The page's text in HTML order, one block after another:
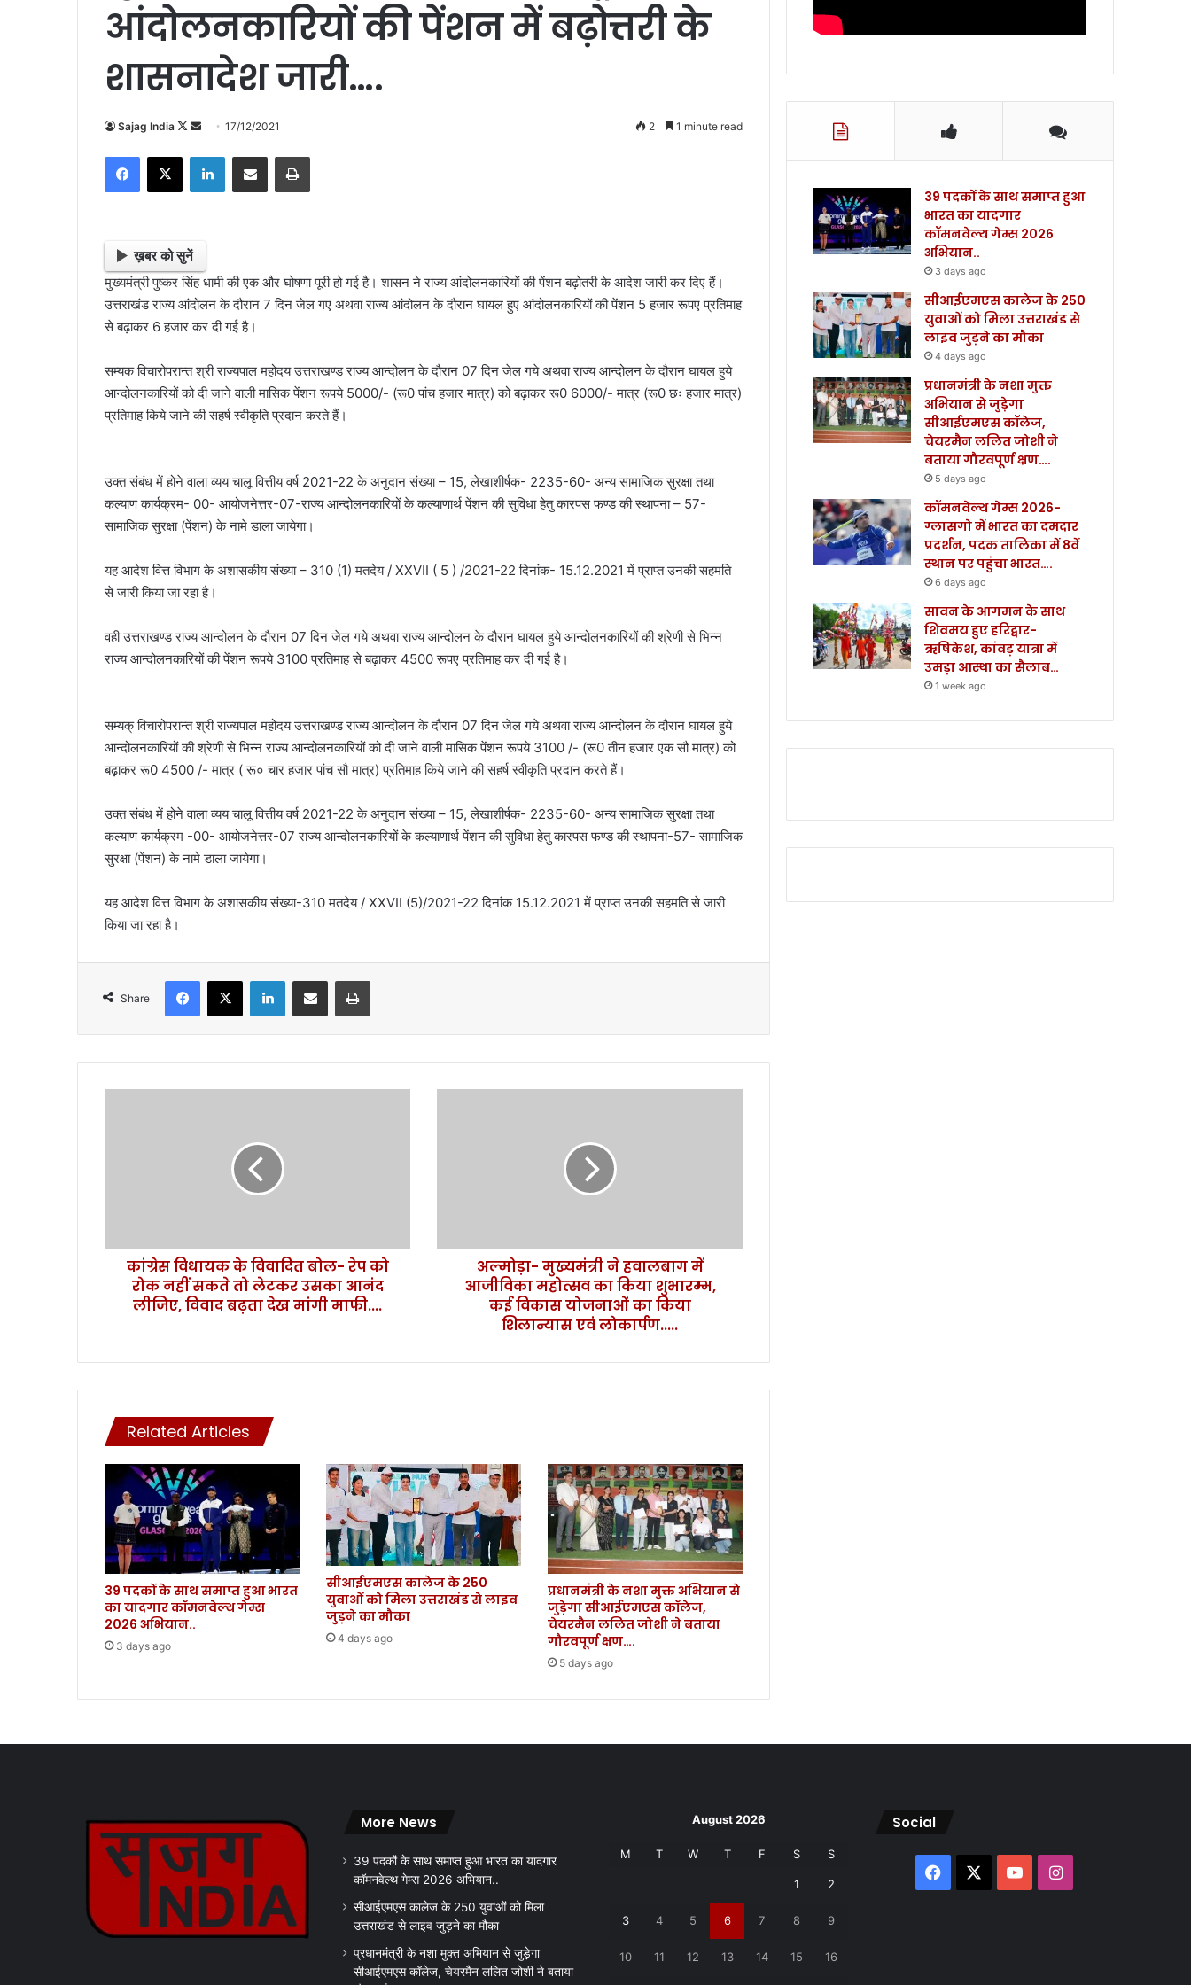
आंदोलनकारियों की पेंशन में बढ़ोत्तरी के
शासनादेश जारी….
Sajag India
Follow
Send
email
17/12/2021 2 1 minute read
Facebook
X LinkedInShare via Email Print
ख़बर को सुनें
मुख्यमंत्री पुष्कर सिंह धामी की एक और घोषणा पूरी हो गई है। शासन ने राज्य आंदोलनकारियों की पेंशन बढ़ोतरी के आदेश जारी कर दिए हैं।
उत्तराखंड राज्य आंदोलन के दौरान 7 दिन जेल गए अथवा राज्य आंदोलन के दौरान घायल हुए आंदोलनकारियों की पेंशन 5 हजार रूपए प्रतिमाह
से बढ़ाकर 6 हजार कर दी गई है।
सम्यक विचारोपरान्त श्री राज्यपाल महोदय उत्तराखण्ड राज्य आन्दोलन के दौरान 07 दिन जेल गये अथवा राज्य आन्दोलन के दौरान घायल हुये
आन्दोलनकारियों को दी जाने वाली मासिक पेंशन रूपये 5000/- (रू0 पांच हजार मात्र) को बढ़ाकर रू0 6000/- मात्र (रू0 छः हजार मात्र)
प्रतिमाह किये जाने की सहर्ष स्वीकृति प्रदान करते हैं।
उक्त संबंध में होने वाला व्यय चालू वित्तीय वर्ष 2021-22 के अनुदान संख्या – 15, लेखाशीर्षक- 2235-60- अन्य सामाजिक सुरक्षा तथा
कल्याण कार्यक्रम- 00- आयोजनेत्तर-07-राज्य आन्दोलनकारियों के कल्याणार्थ पेंशन की सुविधा हेतु कारपस फण्ड की स्थापना – 57-
सामाजिक सुरक्षा (पेंशन) के नामे डाला जायेगा।
यह आदेश वित्त विभाग के अशासकीय संख्या – 310 (1) मतदेय / XXVII ( 5 ) /2021-22 दिनांक- 15.12.2021 में प्राप्त उनकी सहमति
से जारी किया जा रहा है।
वही उत्तराखण्ड राज्य आन्दोलन के दौरान 07 दिन जेल गये अथवा राज्य आन्दोलन के दौरान घायल हुये आन्दोलनकारियों की श्रेणी से भिन्न
राज्य आन्दोलनकारियों की पेंशन रूपये 3100 प्रतिमाह से बढ़ाकर 4500 रूपए प्रतिमाह कर दी गई है।
सम्यक् विचारोपरान्त श्री राज्यपाल महोदय उत्तराखण्ड राज्य आन्दोलन के दौरान 07 दिन जेल गये अथवा राज्य आन्दोलन के दौरान घायल हुये
आन्दोलनकारियों की श्रेणी से भिन्न राज्य आन्दोलनकारियों को दी जाने वाली मासिक पेंशन रूपये 3100 /- (रू0 तीन हजार एक सौ मात्र) को
बढ़ाकर रू0 4500 /- मात्र ( रू० चार हजार पांच सौ मात्र) प्रतिमाह किये जाने की सहर्ष स्वीकृति प्रदान करते हैं।
उक्त संबंध में होने वाला व्यय चालू वित्तीय वर्ष 2021-22 के अनुदान संख्या – 15, लेखाशीर्षक- 2235-60- अन्य सामाजिक सुरक्षा तथा
कल्याण कार्यक्रम -00- आयोजनेत्तर-07 राज्य आन्दोलनकारियों के कल्याणार्थ पेंशन की सुविधा हेतु कारपस फण्ड की स्थापना-57- सामाजिक
सुरक्षा (पेंशन) के नामे डाला जायेगा।
यह आदेश वित्त विभाग के अशासकीय संख्या-310 मतदेय / XXVII (5)/2021-22 दिनांक 15.12.2021 में प्राप्त उनकी सहमति से जारी
किया जा रहा है।
Share
Facebook
X LinkedInShare via Email Print
नहीं
बढ़ता
मांगी
माफी....
कांग्रेस विधायक के विवादित बोल- रेप को
रोक नहीं सकते तो लेटकर उसका आनंद
लीजिए, विवाद बढ़ता देख मांगी माफी....
किया
एवं
अल्मोड़ा- मुख्यमंत्री ने हवालबाग में
आजीविका महोत्सव का किया शुभारम्भ,
कई विकास योजनाओं का किया
शिलान्यास एवं लोकार्पण.....
Related Articles
39 पदकों के साथ समाप्त हुआ भारत
का यादगार कॉमनवेल्थ गेम्स
2026 अभियान..
3 days ago
सीआईएमएस कालेज के 250
युवाओं को मिला उत्तराखंड से लाइव
जुड़ने का मौका
4 days ago
प्रधानमंत्री के नशा मुक्त अभियान से
जुड़ेगा सीआईएमएस कॉलेज,
चेयरमैन ललित जोशी ने बताया
गौरवपूर्ण क्षण….
5 days ago
39 पदकों के साथ समाप्त हुआ
भारत का यादगार
कॉमनवेल्थ गेम्स 2026
अभियान..
3 days ago
सीआईएमएस कालेज के 250
युवाओं को मिला उत्तराखंड से
लाइव जुड़ने का मौका
4 days ago
प्रधानमंत्री के नशा मुक्त
अभियान से जुड़ेगा
सीआईएमएस कॉलेज,
चेयरमैन ललित जोशी ने
बताया गौरवपूर्ण क्षण….
5 days ago
कॉमनवेल्थ गेम्स 2026-
ग्लासगो में भारत का दमदार
प्रदर्शन, पदक तालिका में 8वें
स्थान पर पहुंचा भारत….
6 days ago
सावन के आगमन के साथ
शिवमय हुए हरिद्वार-
ऋषिकेश, कांवड़ यात्रा में
उमड़ा आस्था का सैलाब…
1 week ago
More News
39 पदकों के साथ समाप्त हुआ भारत का यादगार
कॉमनवेल्थ गेम्स 2026 अभियान..
सीआईएमएस कालेज के 250 युवाओं को मिला
उत्तराखंड से लाइव जुड़ने का मौका
प्रधानमंत्री के नशा मुक्त अभियान से जुड़ेगा
सीआईएमएस कॉलेज, चेयरमैन ललित जोशी ने बताया
August 2026
M T W T F S S
1 2
3 4 5 6 7 8 9
10 11 12 13 14 15 16
Social
Facebook YouTubeInstagram